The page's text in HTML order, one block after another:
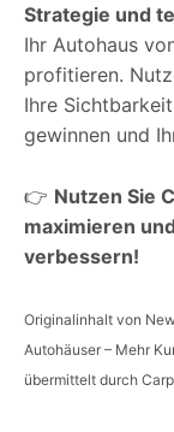
Strategie und
Ihr Autohaus
profitieren.
Ihre
gewinnen und
👉 Nutzen Sie
maximieren
verbessern!
Originalinhalt von
Autohäuser – Mehr
übermittelt durch